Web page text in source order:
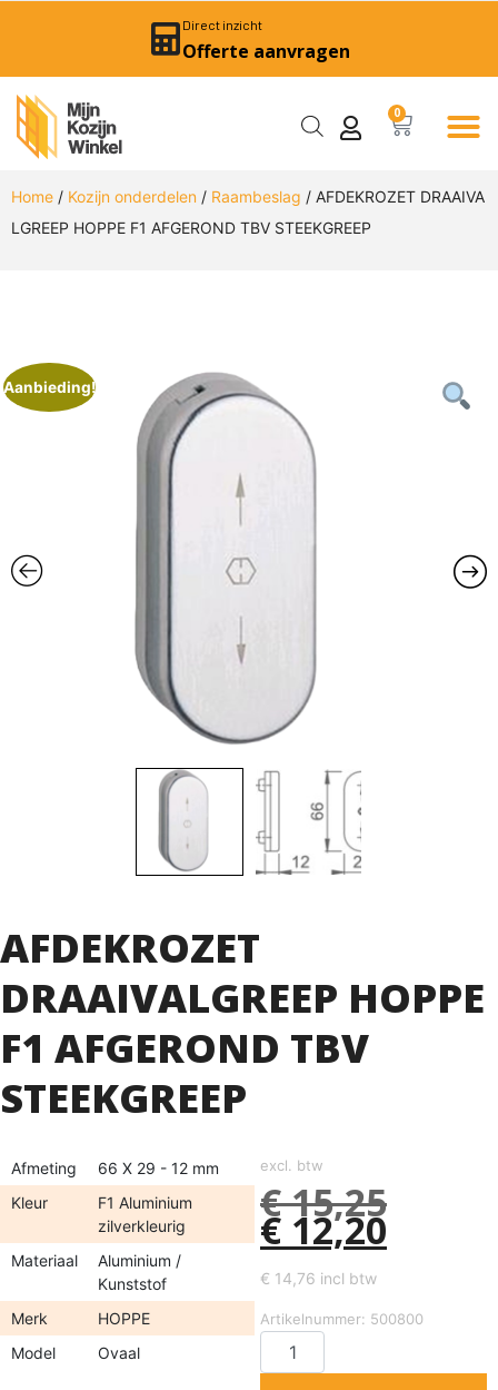
Direct inzicht
Offerte aanvragen
0
Home / Kozijn onderdelen / Raambeslag / AFDEKROZET DRAAIVA
LGREEP HOPPE F1 AFGEROND TBV STEEKGREEP
Aanbieding!
AFDEKROZET
DRAAIVALGREEP HOPPE
F1 AFGEROND TBV
STEEKGREEP
Afmeting
66 X 29 - 12 mm
Kleur
F1 Aluminium
zilverkleurig
Materiaal
Aluminium /
Kunststof
Merk
HOPPE
Model
Ovaal
excl. btw
€15,25
€ 12,20
€ 14,76 incl btw
Artikelnummer: 500800